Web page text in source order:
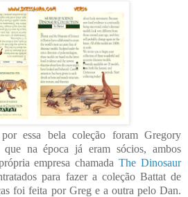
essa bela coleção foram Gregory
na época já eram sócios, ambos
empresa chamadaThe Dinosaur
para fazer a coleção Battat de
foi feita por Greg e a outra pelo Dan.